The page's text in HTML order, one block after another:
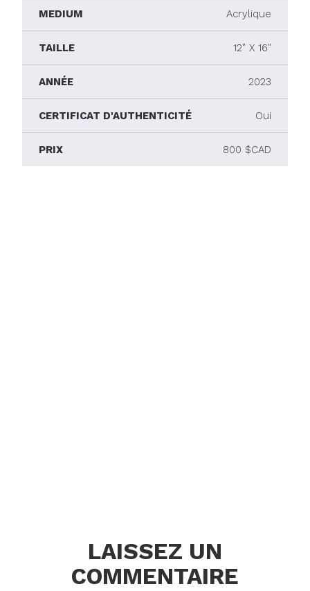
MEDIUM Acrylique
TAILLE 12" X 16"
ANNÉE 2023
CERTIFICAT D'AUTHENTICITÉ Oui
PRIX 800 $CAD
LAISSEZ UN
COMMENTAIRE